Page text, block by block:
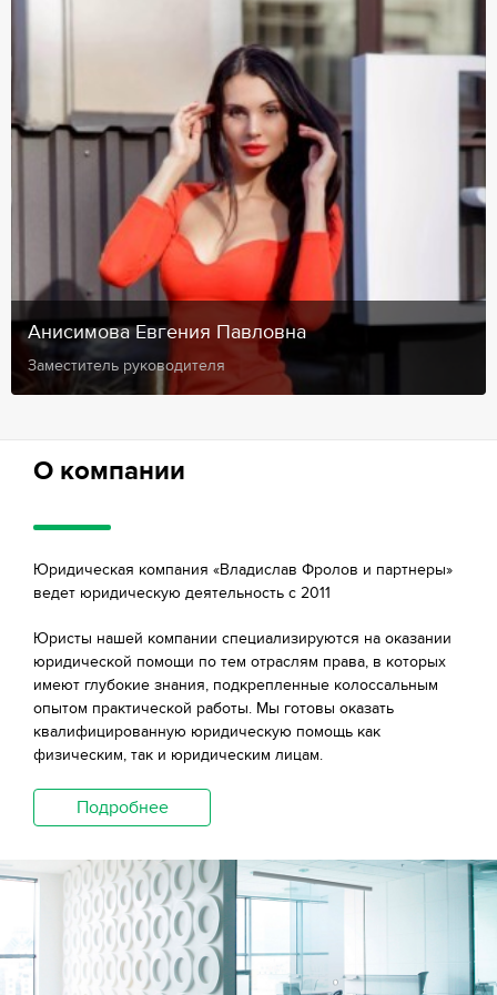
Анисимова Евгения Павловна
Заместитель руководителя
О компании
Юридическая компания «Владислав Фролов и партнеры»
ведет юридическую деятельность с 2011
Юристы нашей компании специализируются на оказании
юридической помощи по тем отраслям права, в которых
имеют глубокие знания, подкрепленные колоссальным
опытом практической работы. Мы готовы оказать
квалифицированную юридическую помощь как
физическим, так и юридическим лицам.
Подробнее